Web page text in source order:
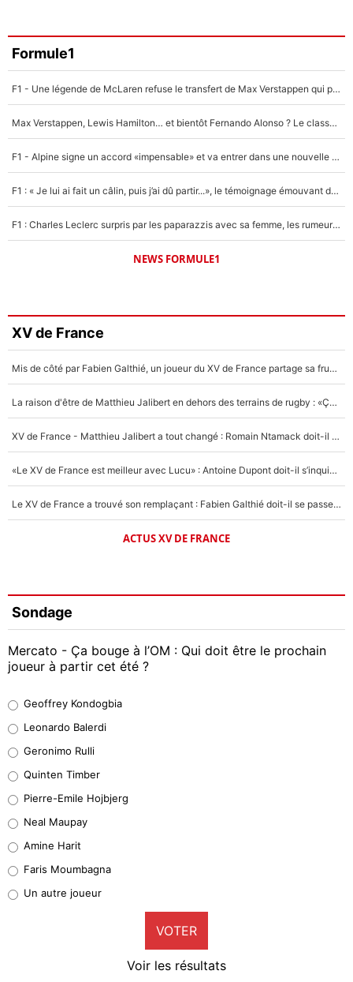
Formule1
F1 - Une légende de McLaren refuse le transfert de Max Verstappen qui pourrait «faire des vagues» et plomber l'ambiance dans l'équipe
Max Verstappen, Lewis Hamilton… et bientôt Fernando Alonso ? Le classement des pilotes les mieux payés en Formule 1 risque de changer !
F1 - Alpine signe un accord «impensable» et va entrer dans une nouvelle dimension : Grande nouvelle pour Pierre Gasly !
F1 : « Je lui ai fait un câlin, puis j’ai dû partir...», le témoignage émouvant de Max Verstappen sur sa fille
F1 : Charles Leclerc surpris par les paparazzis avec sa femme, les rumeurs étaient vraies !
NEWS FORMULE1
XV de France
Mis de côté par Fabien Galthié, un joueur du XV de France partage sa frustration : «ils ne me l’ont pas dit tout de suite»
La raison d'être de Matthieu Jalibert en dehors des terrains de rugby : «Ça m'atteint autant que si tu touches à un membre de ma famille»
XV de France - Matthieu Jalibert a tout changé : Romain Ntamack doit-il s’inquiéter pour sa place à un an de la Coupe du monde ?
«Le XV de France est meilleur avec Lucu» : Antoine Dupont doit-il s’inquiéter pour sa place ?
Le XV de France a trouvé son remplaçant : Fabien Galthié doit-il se passer d'Antoine Dupont ?
ACTUS XV DE FRANCE
Sondage
Mercato - Ça bouge à l’OM : Qui doit être le prochain
joueur à partir cet été ?
38%
32%
5%
1%
9%
Geoffrey Kondogbia
Leonardo Balerdi
Geronimo Rulli
Quinten Timber
Pierre-Emile Hojbjerg
Neal Maupay
Amine Harit
Faris Moumbagna
Un autre joueur
VOTER
Voir les résultats